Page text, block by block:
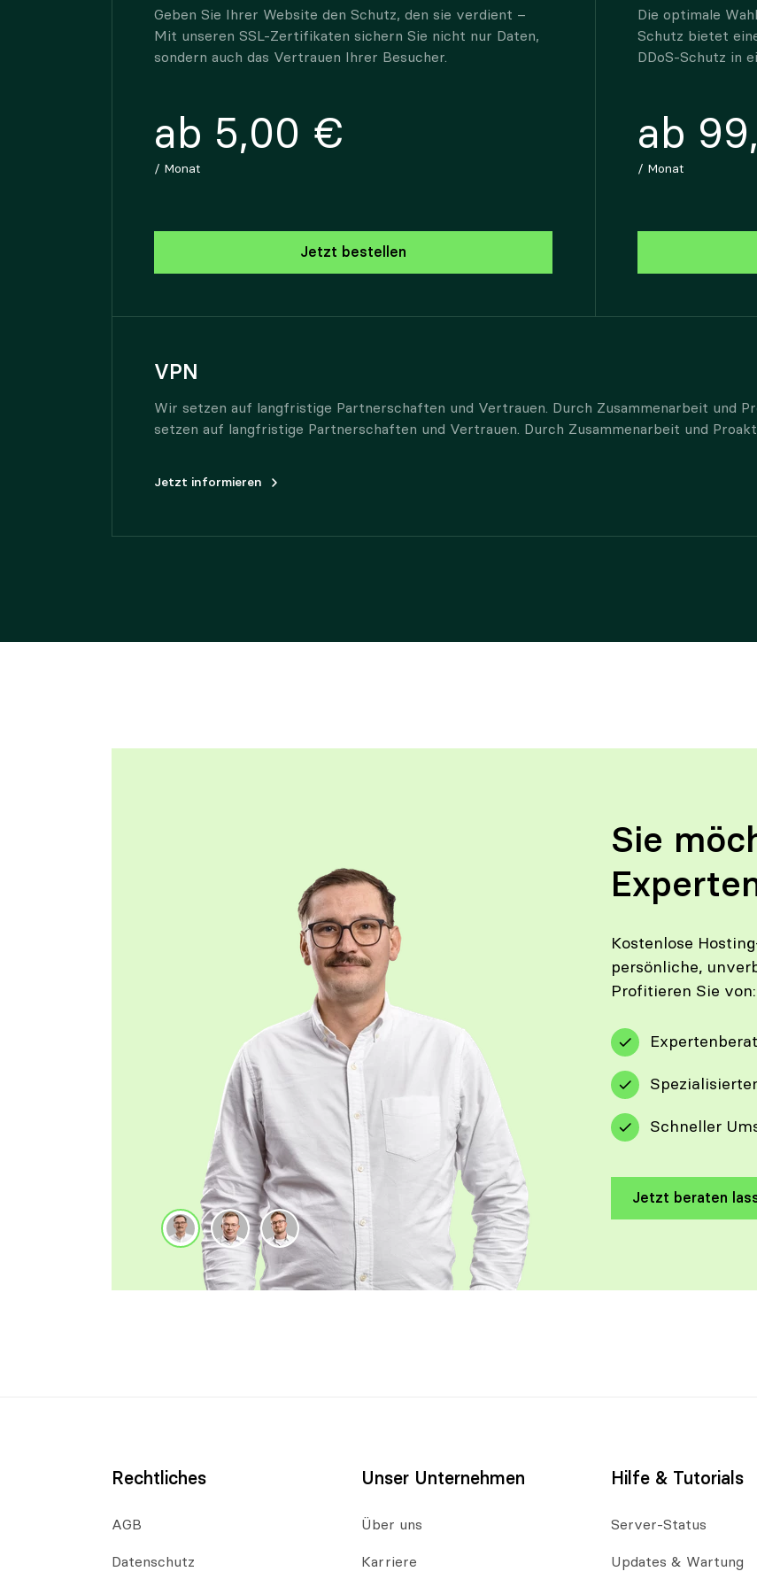
Geben Sie Ihrer Website den Schutz, den sie verdient –
Mit unseren SSL-Zertifikaten sichern Sie nicht nur Daten,
sondern auch das Vertrauen Ihrer Besucher.
ab 5,00 €
/ Monat
Jetzt bestellen
Die optimale
Schutz bietet
DDoS-Schutz in
ab
/ Monat
VPN
Wir setzen auf langfristige Partnerschaften und Vertrauen. Durch Zusammenarbeit und
setzen auf langfristige Partnerschaften und Vertrauen. Durch Zusammenarbeit und
Jetzt informieren
Sie
Kostenlose
persönliche,
Profitieren Sie von:
Schneller
Jetzt beraten
Rechtliches
AGB
Datenschutz
Unser Unternehmen
Über uns
Karriere
Hilfe & Tutorials
Server-Status
Updates & Wartung